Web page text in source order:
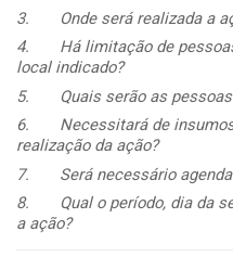
3.
Onde será realizada a
4. Há limitação de
local indicado?
5. Quais serão as
6. Necessitará de
realização da ação?
7. Será necessário
8. Qual o período, dia da
a ação?